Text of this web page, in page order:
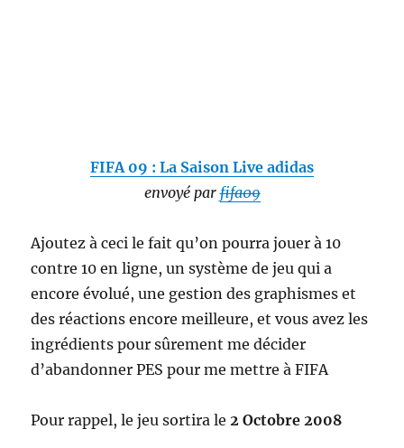
FIFA 09 : La Saison Live adidas
envoyé parfifa09
Ajoutez à ceci le fait qu’on pourra jouer à 10
contre 10 en ligne, un système de jeu qui a
encore évolué, une gestion des graphismes et
des réactions encore meilleure, et vous avez les
ingrédients pour sûrement me décider
d’abandonner PES pour me mettre à FIFA
Pour rappel, le jeu sortira le 2 Octobre 2008